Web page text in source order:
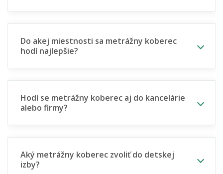
Do akej miestnosti sa metrážny koberec
hodí najlepšie?
Hodí se metrážny koberec aj do kancelárie
alebo firmy?
Aký metrážny koberec zvoliť do detskej
izby?